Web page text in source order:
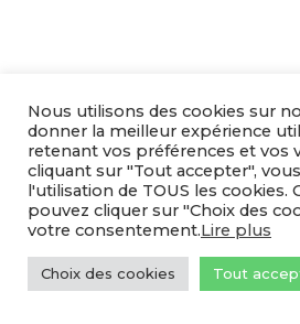
Nous utilisons des cookies sur
donner la meilleur expérience
retenant vos préférences et vos
cliquant sur "Tout accepter",
l'utilisation de TOUS les cookies.
pouvez cliquer sur "Choix des
votre consentement.Lire plus
Choix des cookies Tout